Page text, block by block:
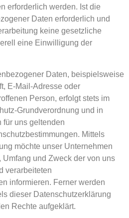
erforderlich werden. Ist die
Daten erforderlich und
keine gesetzliche
eine Einwilligung der
Daten, beispielsweise
E-Mail-Adresse oder
Person, erfolgt stets im
Grundverordnung und in
für uns geltenden
Mittels
möchte unser Unternehmen
Umfang und Zweck der von uns
verarbeiteten
informieren. Ferner werden
dieser Datenschutzerklärung
Rechte aufgeklärt.